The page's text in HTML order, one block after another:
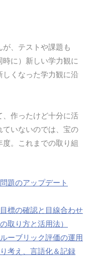
、テストや課題も
時に）新しい学力観に
くなった学力観に沿
、作ったけど十分に活
ていないのでは、宝の
。これまでの取り組
題のアップデート
標の確認と目線合わせ
取り方と活用法）
ーブリック評価の運用
考え、言語化＆記録